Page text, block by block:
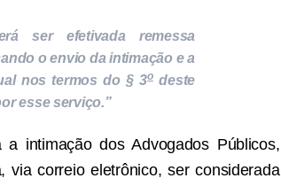
ser efetivada remessa
o envio da intimação e a
nos termos do § 3odeste
esse serviço.”
intimação dos Advogados Públicos,
via correio eletrônico, ser considerada